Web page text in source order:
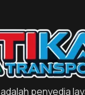
adalah penyedia